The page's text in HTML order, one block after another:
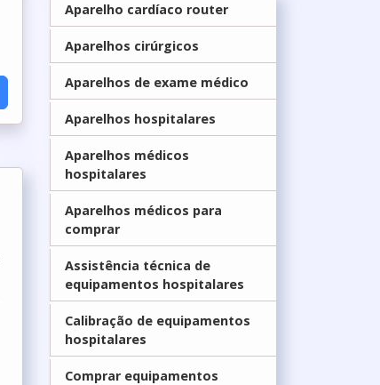
Aparelho cardíaco router
Aparelhos cirúrgicos
Aparelhos de exame médico
Aparelhos hospitalares
Aparelhos médicos
hospitalares
Aparelhos médicos para
comprar
Assistência técnica de
equipamentos hospitalares
Calibração de equipamentos
hospitalares
Comprar equipamentos